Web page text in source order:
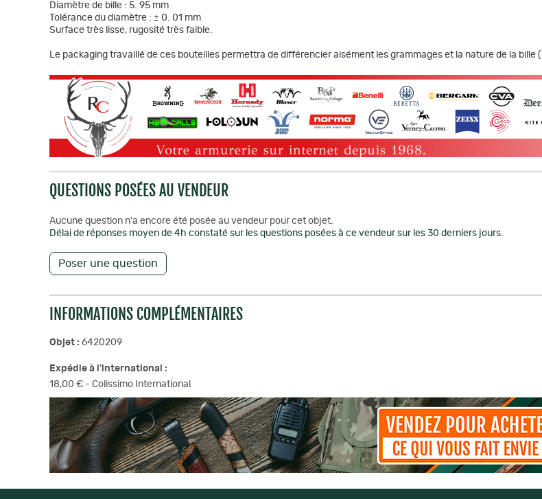
Diamètre de bille : 5. 95 mm
Tolérance du diamètre : ± 0. 01 mm
Surface très lisse, rugosité très faible.
Le packaging travaillé de ces bouteilles permettra de différencier aisément les grammages et la nature de la bille
QUESTIONS POSÉES AU VENDEUR
Aucune question n'a encore été posée au vendeur pour cet objet.
Délai de réponses moyen de 4h constaté sur les questions posées à ce vendeur sur les 30 derniers jours.
Poser une question
INFORMATIONS COMPLÉMENTAIRES
Objet : 6420209
Expédie à l'international :
18,00 € - Colissimo International